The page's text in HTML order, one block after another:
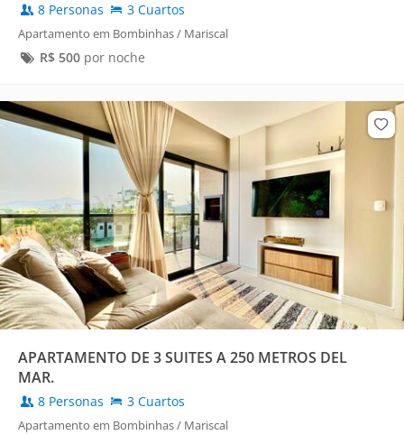
8 Personas 3 Cuartos
Apartamento em Bombinhas / Mariscal
R$ 500por noche
APARTAMENTO DE 3 SUITES A 250 METROS DEL
MAR.
8 Personas 3 Cuartos
Apartamento em Bombinhas / Mariscal